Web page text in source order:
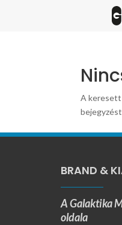
A keresett
BRAND &
A Galaktika
oldala